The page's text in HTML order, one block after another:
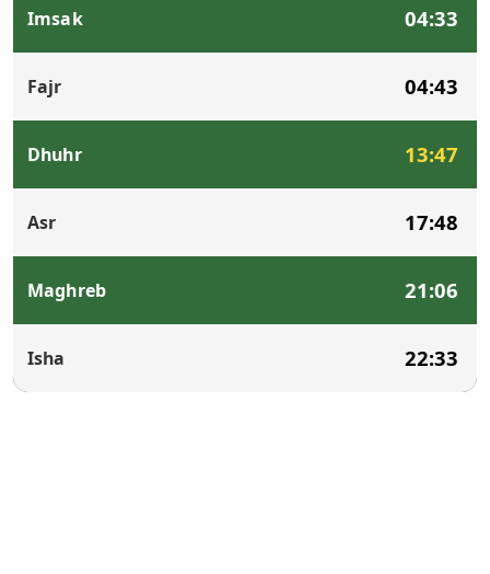
Imsak 04:33
Fajr 04:43
Dhuhr 13:47
Asr 17:48
Maghreb 21:06
Isha 22:33